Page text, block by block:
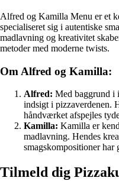
Alfred og Kamilla Menu er et
specialiseret sig i autentiske
madlavning og kreativitet
metoder med moderne twists.
Om Alfred og Kamilla:
Alfred: Med baggrund i
indsigt i pizzaverdenen.
håndværket afspejles
Kamilla: Kamilla er
madlavning. Hendes
smagskompositioner
Tilmeld dig